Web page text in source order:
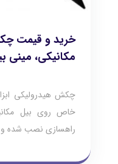
خرید و قیمت
مکانیکی، مینی
چکش هیدرولیکی
خاص روی بیل
راهسازی نصب شده و